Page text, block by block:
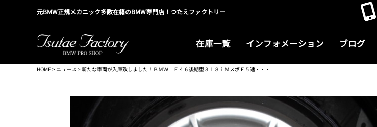
元BMW正規メカニック多数在籍のBMW専門店！つたえファクトリー
在庫一覧 インフォメーション ブログ
HOME> ニュース > 新たな車両が入庫致しました！ＢＭＷ Ｅ４６後期型３１８ｉＭスポＦ５速・・・